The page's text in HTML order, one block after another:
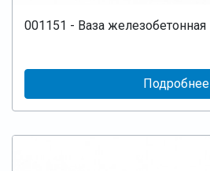
001151 - Ваза железобетонная
Подробнее